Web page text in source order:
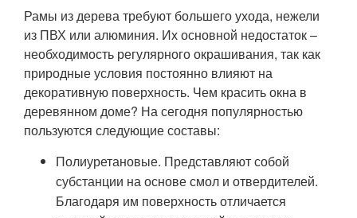
Рамы из дерева требуют большего ухода, нежели
из ПВХ или алюминия. Их основной недостаток –
необходимость регулярного окрашивания, так как
природные условия постоянно влияют на
декоративную поверхность. Чем красить окна в
деревянном доме? На сегодня популярностью
пользуются следующие составы:
Полиуретановые. Представляют собой
субстанции на основе смол и отвердителей.
Благодаря им поверхность отличается